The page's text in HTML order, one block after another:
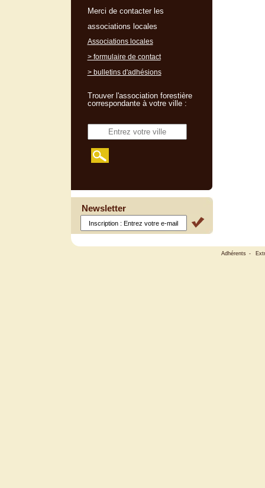
Merci de contacter les
associations locales
Associations locales
> formulaire de contact
> bulletins d'adhésions
Trouver l'association forestière
correspondante à votre ville :
Newsletter
Adhérents -